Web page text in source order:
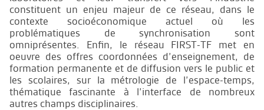
constituent un enjeu majeur de ce réseau, dans le
contexte socioéconomique actuel où les
problématiques de synchronisation sont
omniprésentes. Enfin, le réseau FIRST-TF met en
oeuvre des offres coordonnées d’enseignement, de
formation permanente et de diffusion vers le public et
les scolaires, sur la métrologie de l’espace-temps,
thématique fascinante à l’interface de nombreux
autres champs disciplinaires.